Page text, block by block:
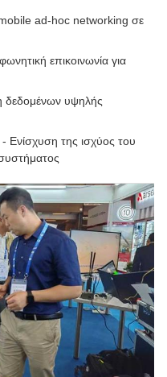
mobile ad-hoc networking σε
επικοινωνία για
δεδομένων υψηλής
- Ενίσχυση της ισχύος του